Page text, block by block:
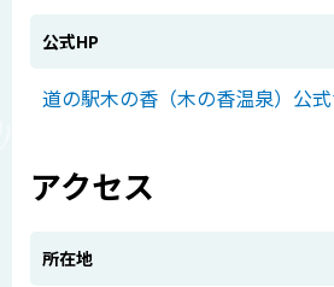
公式HP
道の駅木の香（木の香温泉）公
アクセス
所在地